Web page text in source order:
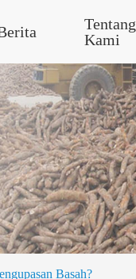
Tentang
Kami
Basah?